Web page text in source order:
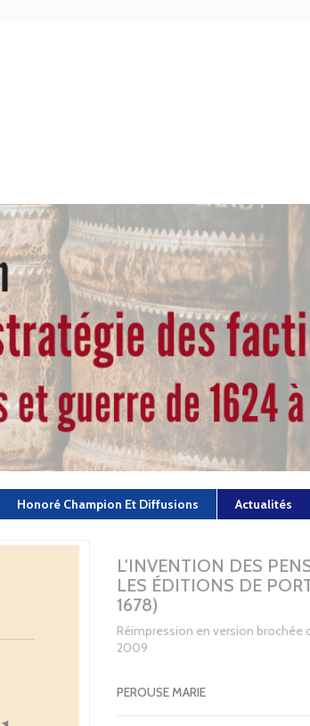
Honoré Champion Et Diffusions Actualités
L'INVENTION DES
LES ÉDITIONS DE
1678)
Réimpression en version brochée
2009
PEROUSE MARIE